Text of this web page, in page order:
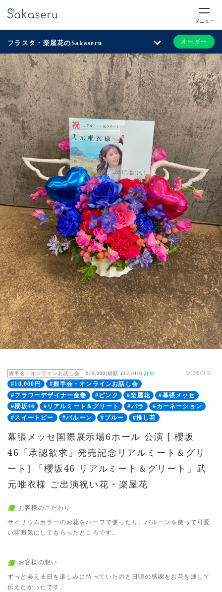
メニュー
フラスタ・楽屋花のSakaseru オーダー
握手会・オンラインお話し会 ¥10,000(総額 ¥12,810) 詳細 2024.01.21
#10,000円
#握手会・オンラインお話し会
#フラワーデザイナー金巻
#ピンク #楽屋花
#幕張メッセ
#櫻坂46
#リアルミート＆グリート #バラ
#カーネーション
#スイートピー
#バルーン #ブルー #推し花
幕張メッセ国際展示場6ホール 公演 [ 櫻坂
46「承認欲求」発売記念リアルミート＆グリ
ート] 「櫻坂46 リアルミート＆グリート」武
元唯衣様 ご出演祝い花・楽屋花
お客様のこだわり
サイリウムカラーのお花をハーフで使ったり、バルーンを使って可愛
い雰囲気にしてもらったところです。
お客様の想い
ずっと会える日を楽しみに待っていたのと日頃の感謝をお花を通して
伝えたかったです。